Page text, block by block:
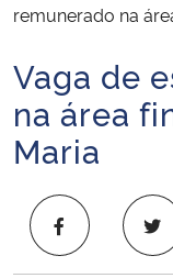
Ministério da Infraestrutura
Ministério da Agricultura,
Ministério da Educação
remunerado na
Início do conteúdo
Vaga de
na área
Maria